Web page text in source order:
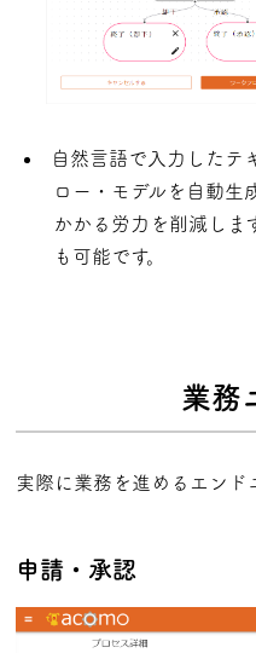
自然言語で入力したテ
ロー・モデルを自動生
かかる労力を削減しま
も可能です。
業務
実際に業務を進めるエンド
申請・承認